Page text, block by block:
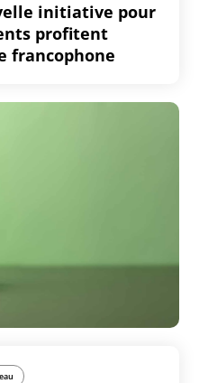
initiative pour
profitent
francophone